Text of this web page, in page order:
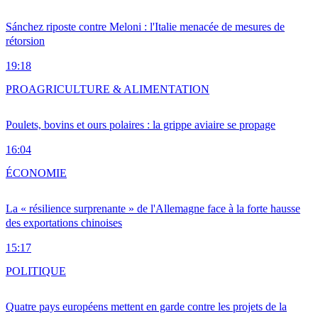
Sánchez riposte contre Meloni : l'Italie menacée de mesures de
rétorsion
19:18
Poulets, bovins et ours polaires : la grippe aviaire se propage
16:04
PROAGRICULTURE & ALIMENTATION
La « résilience surprenante » de l'Allemagne face à la forte hausse
des exportations chinoises
15:17
ÉCONOMIE
Quatre pays européens mettent en garde contre les projets de la
POLITIQUE